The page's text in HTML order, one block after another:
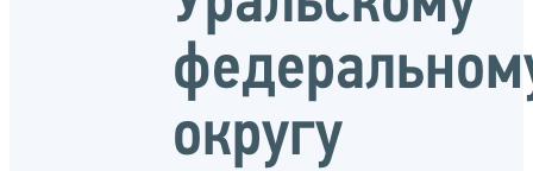
округу